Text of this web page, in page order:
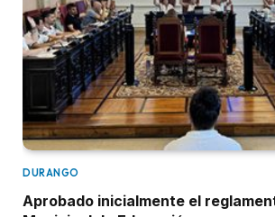
DURANGO
Aprobado inicialmente el